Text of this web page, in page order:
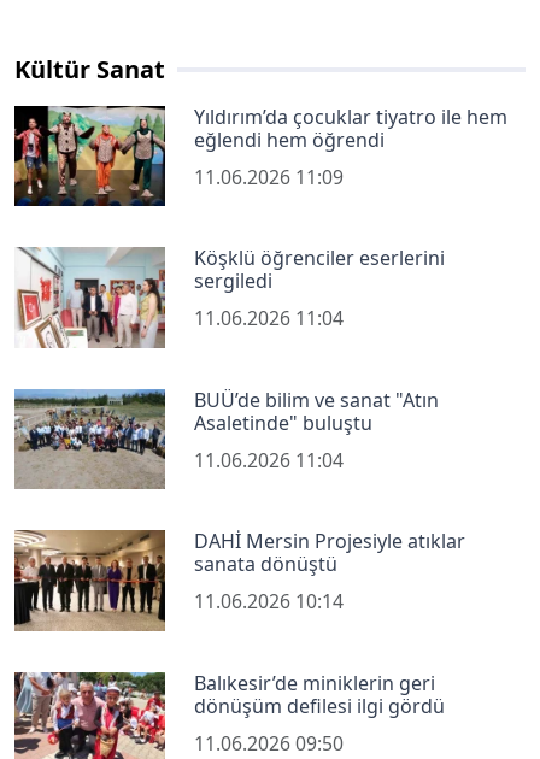
Kültür Sanat
Yıldırım’da çocuklar tiyatro ile hem
eğlendi hem öğrendi
11.06.2026 11:09
Köşklü öğrenciler eserlerini
sergiledi
11.06.2026 11:04
BUÜ’de bilim ve sanat "Atın
Asaletinde" buluştu
11.06.2026 11:04
DAHİ Mersin Projesiyle atıklar
sanata dönüştü
11.06.2026 10:14
Balıkesir’de miniklerin geri
dönüşüm defilesi ilgi gördü
11.06.2026 09:50